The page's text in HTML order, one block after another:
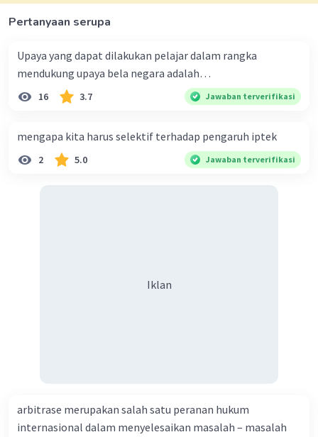
Beri Rating
Iklan
Level 12
Jawaban terverifikasi
Jawaban yang benar adalah B
keseimbangan antara hak dan kewajiban itu
perlu karena keseimbangan bisa berpengaruh
Pertanyaan serupa
Upaya yang dapat dilakukan pelajar dalam rangka
mendukung upaya bela negara adalah…
16 3.7 Jawaban terverifikasi
mengapa kita harus selektif terhadap pengaruh iptek
2 5.0 Jawaban terverifikasi
Iklan
arbitrase merupakan salah satu peranan hukum
internasional dalam menyelesaikan masalah – masalah